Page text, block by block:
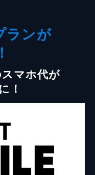
ランが
マホ代が
！